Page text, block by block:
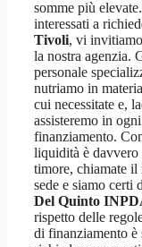
somme più
interessati a
Tivoli, vi
la nostra agenzia.
personale
nutriamo in
cui necessitate e,
assisteremo in
finanziamento.
liquidità è
timore, chiamate il
sede e siamo certi
Del Quinto
rispetto delle
di finanziamento è